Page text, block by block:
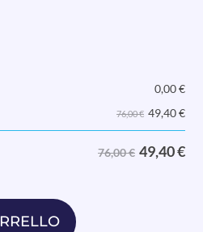
0,00€
76,00 € 49,40€
76,00 € 49,40€